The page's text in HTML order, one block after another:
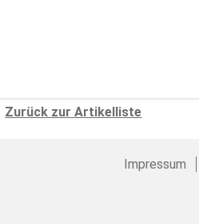
Zurück zur Artikelliste
Impressum